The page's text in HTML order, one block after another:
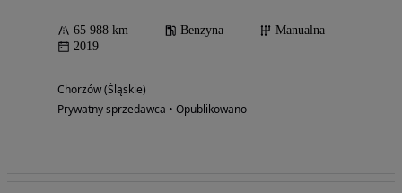
65 988 km Benzyna
Manualna
2019
Chorzów (Śląskie)
Prywatny sprzedawca • Opublikowano